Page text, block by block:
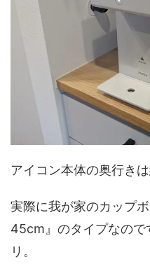
アイコン本体の奥行き
実際に我が家のカップ
45cm』のタイプなので
リ。